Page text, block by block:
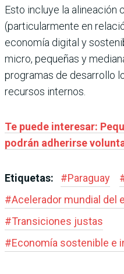
Esto incluye la alineación
(particularmente en
economía digital y
micro, pequeñas y
programas de desarrollo
recursos internos.
Te puede interesar:
podrán adherirse
Etiquetas: #Paraguay
#Acelerador mundial del
#Transiciones justas
#Economía sostenible e